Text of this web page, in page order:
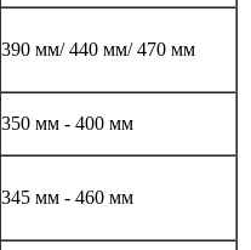
390 мм/ 440 мм/ 470 мм
350 мм - 400 мм
345 мм - 460 мм